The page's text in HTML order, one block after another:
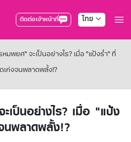
ติดต่อเจ้าหน้าที่ ไทย
นาวทั้งหมด
วเทียม
หมพยศ" จะเป็นอย่างไร? เมื่อ "แป้งร่ำ" ที่
เก่งจนพลาดพลั้ง!?
ะเป็นอย่างไร? เมื่อ "แป้ง
นพลาดพลั้ง!?